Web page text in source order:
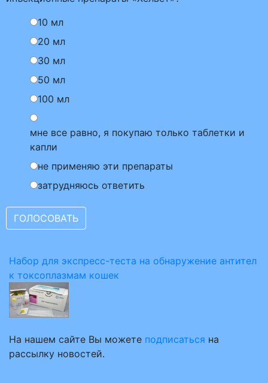
10 мл
20 мл
30 мл
50 мл
100 мл
мне все равно, я покупаю только таблетки и
капли
не применяю эти препараты
затрудняюсь ответить
Набор для экспресс-теста на обнаружение антител
к токсоплазмам кошек
На нашем сайте Вы можете подписаться на
рассылку новостей.